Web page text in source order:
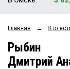
ОБЩЕСТВО
ЗАКОН
Главная → Кто
Рыбин
Дмитрий